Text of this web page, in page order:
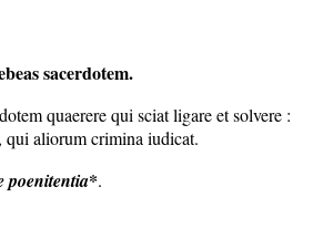
sacerdotem.
quaerere qui sciat ligare et solvere :
qui aliorum crimina iudicat.
poenitentia*.